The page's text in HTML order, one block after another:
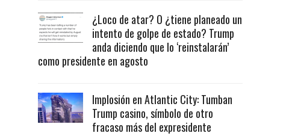
¿Loco de atar? O ¿tiene planeado un
intento de golpe de estado? Trump
anda diciendo que lo ‘reinstalarán’
como presidente en agosto
Implosión en Atlantic City: Tumban
Trump casino, símbolo de otro
fracaso más del expresidente